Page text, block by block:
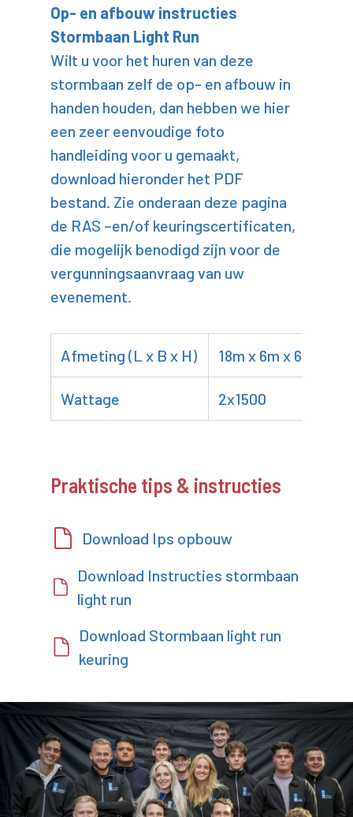
Op- en afbouw instructies
Stormbaan Light Run
Wilt u voor het huren van deze
stormbaan zelf de op- en afbouw in
handen houden, dan hebben we hier
een zeer eenvoudige foto
handleiding voor u gemaakt,
download hieronder het PDF
bestand. Zie onderaan deze pagina
de RAS –en/of keuringscertificaten,
die mogelijk benodigd zijn voor de
vergunningsaanvraag van uw
evenement.
Afmeting (L x B x H) 18m x 6m x 6m
Wattage 2x1500
Praktische tips & instructies
Download Ips opbouw
Download Instructies stormbaan
light run
Download Stormbaan light run
keuring